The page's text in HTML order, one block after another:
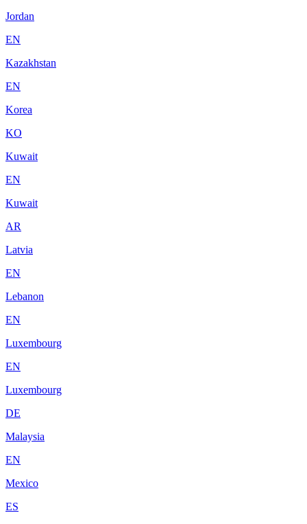
Jordan
EN
Kazakhstan
EN
Korea
KO
Kuwait
EN
Kuwait
AR
Latvia
EN
Lebanon
EN
Luxembourg
EN
Luxembourg
DE
Malaysia
EN
Mexico
ES